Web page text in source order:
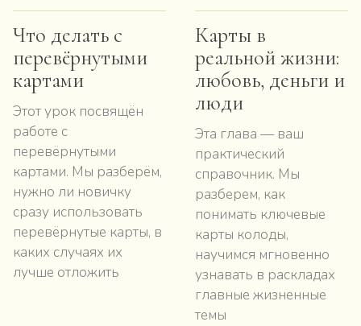
Что делать с
перевёрнутыми
картами
Этот урок посвящён
работе с
перевёрнутыми
картами. Мы разберём,
нужно ли новичку
сразу использовать
перевёрнутые карты, в
каких случаях их
лучше отложить
Карты в
реальной жизни:
любовь, деньги и
люди
Эта глава — ваш
практический
справочник. Мы
разберем, как
понимать ключевые
карты колоды,
научимся мгновенно
узнавать в раскладах
главные жизненные
темы